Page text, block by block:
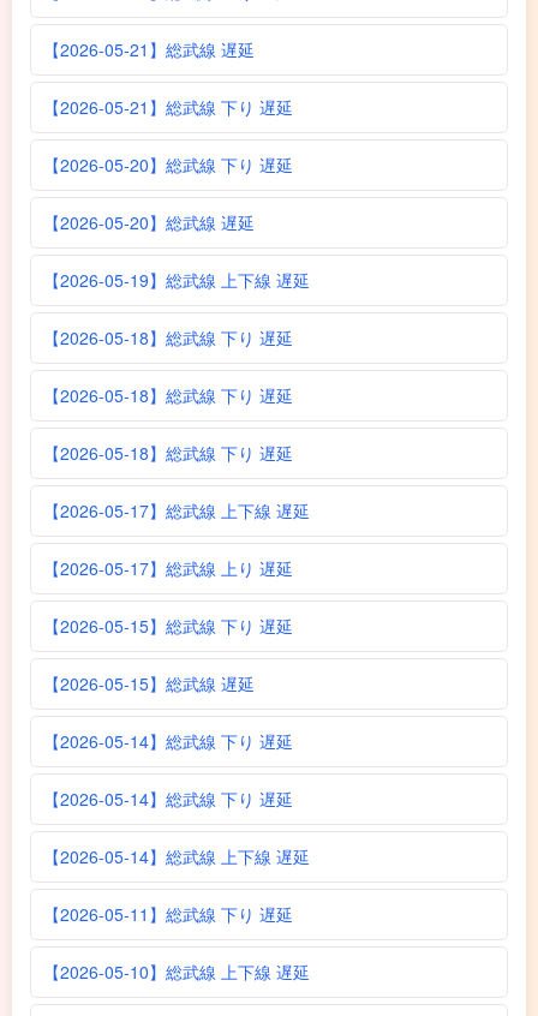
【2026-05-21】総武線 遅延
【2026-05-21】総武線 下り 遅延
【2026-05-20】総武線 下り 遅延
【2026-05-20】総武線 遅延
【2026-05-19】総武線 上下線 遅延
【2026-05-18】総武線 下り 遅延
【2026-05-18】総武線 下り 遅延
【2026-05-18】総武線 下り 遅延
【2026-05-17】総武線 上下線 遅延
【2026-05-17】総武線 上り 遅延
【2026-05-15】総武線 下り 遅延
【2026-05-15】総武線 遅延
【2026-05-14】総武線 下り 遅延
【2026-05-14】総武線 下り 遅延
【2026-05-14】総武線 上下線 遅延
【2026-05-11】総武線 下り 遅延
【2026-05-10】総武線 上下線 遅延